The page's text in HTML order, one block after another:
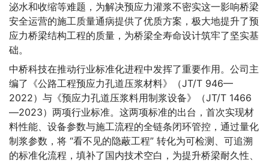
泌水和收缩等难题，为解决预应力灌浆不密实这一影响桥梁
安全运营的施工质量通病提供了优质方案，极大地提升了预
应力桥梁结构工程的质量，为桥梁全寿命设计筑牢了坚实基
础。
中桥科技在推动行业标准化进程中发挥了重要作用。公司主
编了《公路工程预应力孔道压浆材料》（JT/T 946—
2022）与《预应力孔道压浆料用制浆设备》（JT/T 1466
—2023）两项行业标准。这两项标准的出台，首次实现材
料性能、设备参数与施工流程的全链条闭环管控，通过量化
制浆参数，将 “看不见的隐蔽工程” 转化为可检测、可追溯
的标准化流程，填补了国内技术空白，为提升桥梁耐久性、